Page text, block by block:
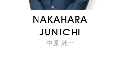
NAKAHARA
JUNICHI
中原 純一